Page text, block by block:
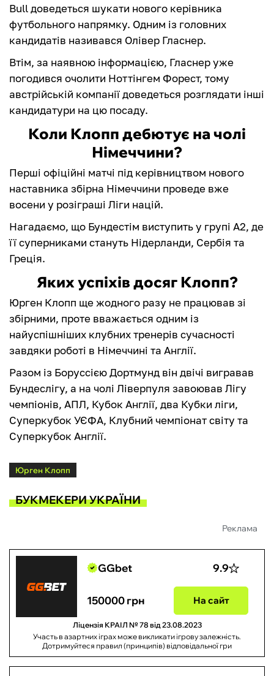
Bull доведеться шукати нового керівника
футбольного напрямку. Одним із головних
кандидатів називався Олівер Гласнер.
Втім, за наявною інформацією, Гласнер уже
погодився очолити Ноттінгем Форест, тому
австрійській компанії доведеться розглядати інші
кандидатури на цю посаду.
Коли Клопп дебютує на чолі
Німеччини?
Перші офіційні матчі під керівництвом нового
наставника збірна Німеччини проведе вже
восени у розіграші Ліги націй.
Нагадаємо, що Бундестім виступить у групі А2, де
її суперниками стануть Нідерланди, Сербія та
Греція.
Яких успіхів досяг Клопп?
Юрген Клопп ще жодного разу не працював зі
збірними, проте вважається одним із
найуспішніших клубних тренерів сучасності
завдяки роботі в Німеччині та Англії.
Разом із Боруссією Дортмунд він двічі вигравав
Бундеслігу, а на чолі Ліверпуля завоював Лігу
чемпіонів, АПЛ, Кубок Англії, два Кубки ліги,
Суперкубок УЄФА, Клубний чемпіонат світу та
Суперкубок Англії.
Юрген Клопп
БУКМЕКЕРИ УКРАЇНИ
Реклама
GGbet 9.9
150000 грн На сайт
Ліцензія КРАІЛ № 78 від 23.08.2023
Участь в азартних іграх може викликати ігрову залежність.
Дотримуйтеся правил (принципів) відповідальної гри